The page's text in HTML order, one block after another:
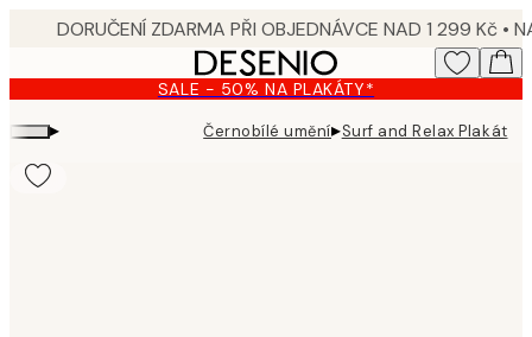
content.
SALE - 50% NA PLAKÁTY*
▸ Černobílé umění▸Surf and Relax Plakát